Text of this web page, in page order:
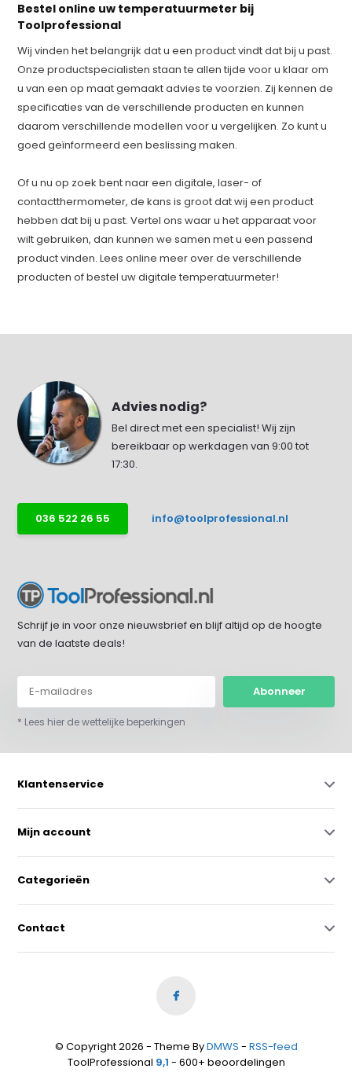
Bestel online uw temperatuurmeter bij
Toolprofessional
Wij vinden het belangrijk dat u een product vindt dat bij u past.
Onze productspecialisten staan te allen tijde voor u klaar om
u van een op maat gemaakt advies te voorzien. Zij kennen de
specificaties van de verschillende producten en kunnen
daarom verschillende modellen voor u vergelijken. Zo kunt u
goed geïnformeerd een beslissing maken.
Of u nu op zoek bent naar een digitale, laser- of
contactthermometer, de kans is groot dat wij een product
hebben dat bij u past. Vertel ons waar u het apparaat voor
wilt gebruiken, dan kunnen we samen met u een passend
product vinden. Lees online meer over de verschillende
producten of bestel uw digitale temperatuurmeter!
Advies nodig?
Bel direct met een specialist! Wij zijn
bereikbaar op werkdagen van 9:00 tot
17:30.
036 522 26 55 info@toolprofessional.nl
Schrijf je in voor onze nieuwsbrief en blijf altijd op de hoogte
van de laatste deals!
Abonneer
* Lees hier de wettelijke beperkingen
Klantenservice
Mijn account
Categorieën
Contact
© Copyright 2026 - Theme ByDMWS - RSS-feed
ToolProfessional 9,1 - 600+ beoordelingen